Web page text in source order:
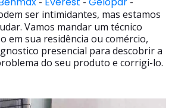
ser intimidantes, mas estamos
Vamos mandar um técnico
em sua residência ou comércio,
presencial para descobrir a
do seu produto e corrigi-lo.